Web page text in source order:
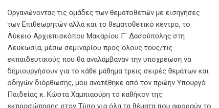
Οργανώνοντας τις ομάδες των θεματοθετών με εισηγήσες
των Επιθεωρητών αλλά και το θεματοθετικό κέντρο, το
Λύκειο Αρχιεπισκόπου Μακαρίου Γ΄ Δασούπολης στη
Λευκωσία, μέσω σεμιναρίου προς όλους τους/τις
εκπαιδευτικούς που θα αναλάμβαναν την υποχρέωση να
δημιουργήσουν για το κάθε μάθημα τρεις σειρές θεμάτων και
οδηγών διόρθωσης, μου ανατέθηκε από τον πρώην Υπουργό
Παιδείας κ. Κώστα Χαμπιαούρη το καθήκον της
εκπροσώπησης στον Τύπο για όλα τα θέματα που αφορούν το